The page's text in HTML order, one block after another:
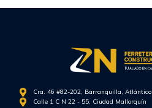
Cra. 46 #82-202, Barranquilla, Atlántico
Calle 1 C N 22 - 55, Ciudad Mallorquín